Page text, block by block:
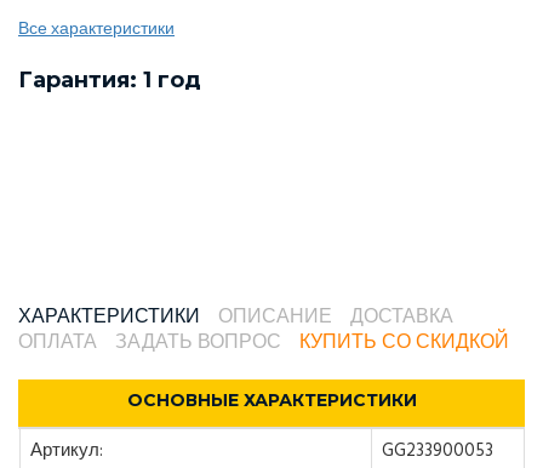
Все характеристики
Гарантия: 1 год
ХАРАКТЕРИСТИКИ ОПИСАНИЕ
ДОСТАВКА
ОПЛАТА
ЗАДАТЬ ВОПРОС КУПИТЬ СО СКИДКОЙ
ОСНОВНЫЕ ХАРАКТЕРИСТИКИ
Артикул:
GG233900053